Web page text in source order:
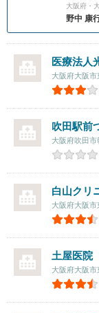
大阪府・
野中 康
医療法人
大阪府大阪
吹田駅前
大阪府吹田市
白山クリ
大阪府大阪市
土屋医院
大阪府大阪市